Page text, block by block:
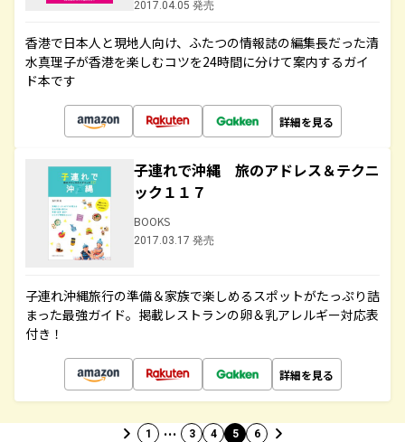
2017.04.05 発売
香港で日本人と現地人向け、ふたつの情報誌の編集長だった清
水真理子が香港を楽しむコツを24時間に分けて案内するガイ
ド本です
詳細を見る
子連れで沖縄 旅のアドレス＆テクニ
ック１１７
BOOKS
2017.03.17 発売
子連れ沖縄旅行の準備＆家族で楽しめるスポットがたっぷり詰
まった最強ガイド。掲載レストランの卵＆乳アレルギー対応表
付き！
詳細を見る
1 … 3 4 5 6